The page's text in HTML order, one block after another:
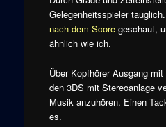
Gelegenheitsspieler
nach dem Scoregeschaut,
ähnlich wie ich.
Über Kopfhörer Ausgang
den 3DS mit Stereoanlage
Musik anzuhören. Einen
es.